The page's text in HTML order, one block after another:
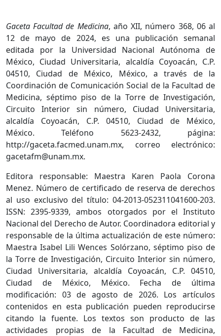
Gaceta Facultad de Medicina, año XII, número 368, 06 al
12 de mayo de 2024, es una publicación semanal
editada por la Universidad Nacional Autónoma de
México, Ciudad Universitaria, alcaldía Coyoacán, C.P.
04510, Ciudad de México, México, a través de la
Coordinación de Comunicación Social de la Facultad de
Medicina, séptimo piso de la Torre de Investigación,
Circuito Interior sin número, Ciudad Universitaria,
alcaldía Coyoacán, C.P. 04510, Ciudad de México,
México. Teléfono 5623-2432, página:
http://gaceta.facmed.unam.mx, correo electrónico:
gacetafm@unam.mx.
Editora responsable: Maestra Karen Paola Corona
Menez. Número de certificado de reserva de derechos
al uso exclusivo del título: 04-2013-052311041600-203.
ISSN: 2395-9339, ambos otorgados por el Instituto
Nacional del Derecho de Autor. Coordinadora editorial y
responsable de la última actualización de este número:
Maestra Isabel Lili Wences Solórzano, séptimo piso de
la Torre de Investigación, Circuito Interior sin número,
Ciudad Universitaria, alcaldía Coyoacán, C.P. 04510,
Ciudad de México, México. Fecha de última
modificación: 03 de agosto de 2026. Los artículos
contenidos en esta publicación pueden reproducirse
citando la fuente. Los textos son producto de las
actividades propias de la Facultad de Medicina,